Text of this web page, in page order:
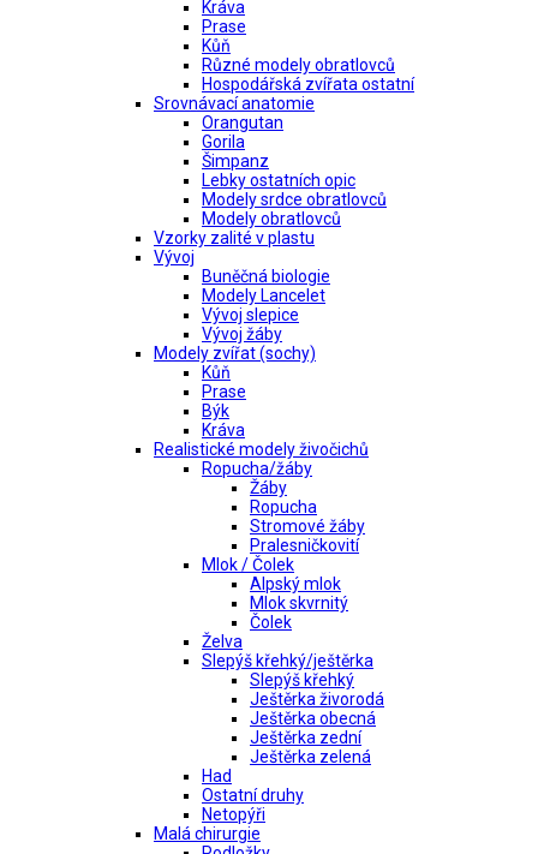
Kráva
Prase
Kůň
Různé modely obratlovců
Hospodářská zvířata ostatní
Srovnávací anatomie
Orangutan
Gorila
Šimpanz
Lebky ostatních opic
Modely srdce obratlovců
Modely obratlovců
Vzorky zalité v plastu
Vývoj
Buněčná biologie
Modely Lancelet
Vývoj slepice
Vývoj žáby
Modely zvířat (sochy)
Kůň
Prase
Býk
Kráva
Realistické modely živočichů
Ropucha/žáby
Žáby
Ropucha
Stromové žáby
Pralesničkovití
Mlok / Čolek
Alpský mlok
Mlok skvrnitý
Čolek
Želva
Slepýš křehký/ještěrka
Slepýš křehký
Ještěrka živorodá
Ještěrka obecná
Ještěrka zední
Ještěrka zelená
Had
Ostatní druhy
Netopýři
Malá chirurgie